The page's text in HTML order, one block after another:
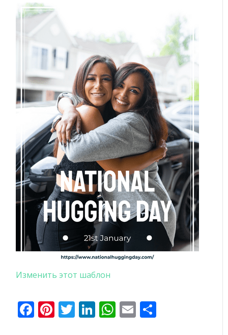
Изменить этот шаблон
Facebook
Pinterest
Twitter
LinkedIn
WhatsApp
Email